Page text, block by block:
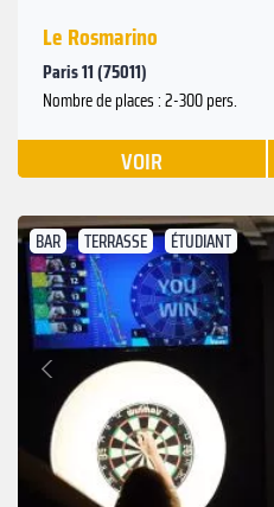
Le Rosmarino
Paris 11 (75011)
Nombre de places : 2-300 pers.
VOIR
BAR TERRASSE ÉTUDIANT
Précédent